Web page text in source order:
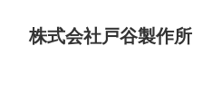
株式会社戸谷製作所